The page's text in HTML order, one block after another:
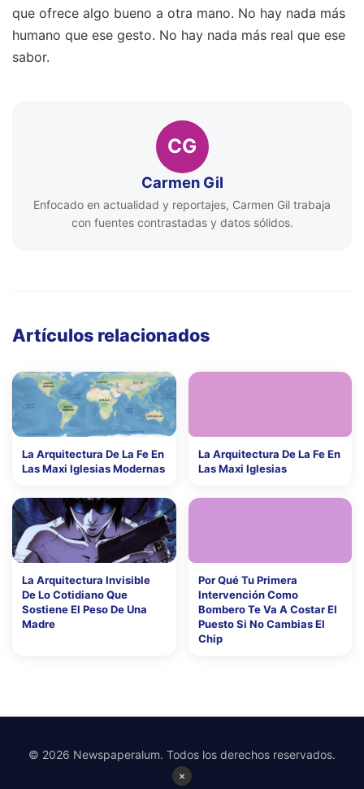
que ofrece algo bueno a otra mano. No hay nada más
humano que ese gesto. No hay nada más real que ese
sabor.
CG
Carmen Gil
Enfocado en actualidad y reportajes, Carmen Gil trabaja
con fuentes contrastadas y datos sólidos.
Artículos relacionados
La Arquitectura De La Fe En
Las Maxi Iglesias Modernas
La Arquitectura De La Fe En
Las Maxi Iglesias
La Arquitectura Invisible
De Lo Cotidiano Que
Sostiene El Peso De Una
Madre
Por Qué Tu Primera
Intervención Como
Bombero Te Va A Costar El
Puesto Si No Cambias El
Chip
×
© 2026 Newspaperalum. Todos los derechos reservados.